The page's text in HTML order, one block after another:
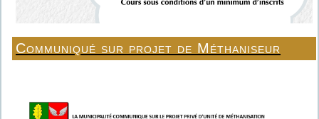
Communiqué sur projet de Méthaniseur